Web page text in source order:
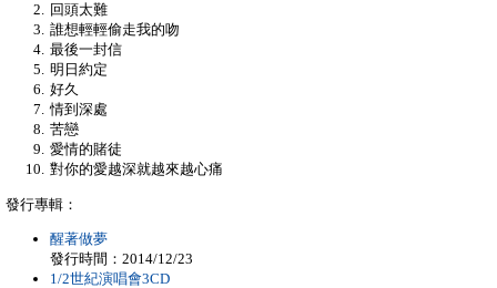
回頭太難
誰想輕輕偷走我的吻
最後一封信
明日約定
好久
情到深處
苦戀
愛情的賭徒
對你的愛越深就越來越心痛
發行專輯：
醒著做夢
發行時間：2014/12/23
1/2世紀演唱會3CD